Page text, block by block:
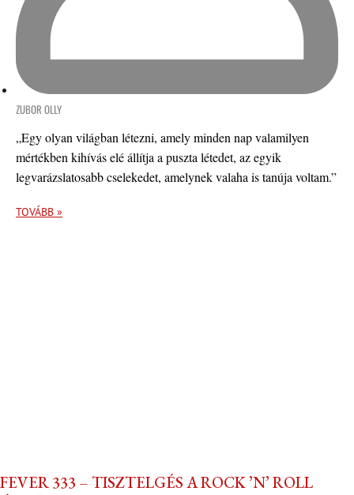
ZUBOR OLLY
„Egy olyan világban létezni, amely minden nap valamilyen
mértékben kihívás elé állítja a puszta létedet, az egyik
legvarázslatosabb cselekedet, amelynek valaha is tanúja voltam.”
TOVÁBB »
FEVER 333 – TISZTELGÉS A ROCK ’N’ ROLL